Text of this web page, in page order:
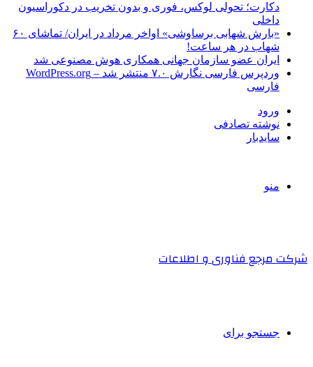
دکارت؛ تحولی لوکس، فوری و بدون تخریب در دکوراسیون
داخلی
«بارش شهابی برساوشی» اواخر مرداد در ایران/ تماشای ۶۰
شهاب در هر ساعت!
ایران عضو سازمان جهانی همکاری هوش مصنوعی شد
وردپرس فارسی نگارش ۷.۰ منتشر شد – WordPress.org
فارسی
ورود
نوشته تصادفی
سایدبار
منو
شرکت مرجع فناوری و اطلاعات
جستجو برای